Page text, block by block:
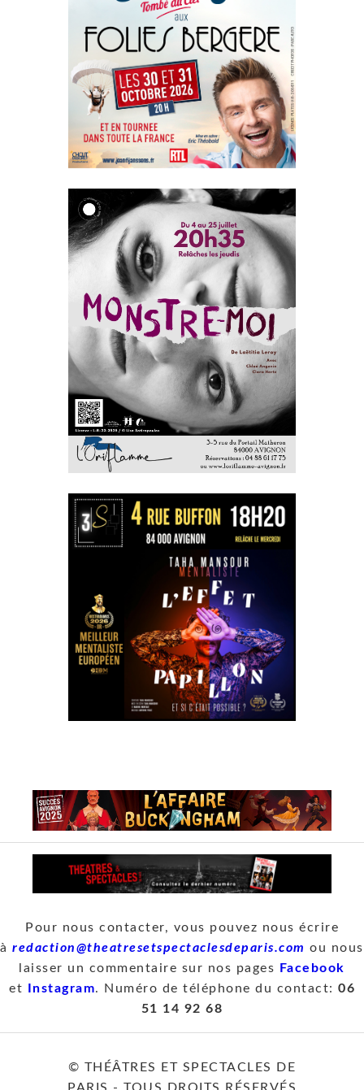
Pour nous contacter, vous pouvez nous écrire
àredaction@theatresetspectaclesdeparis.com ou nous
laisser un commentaire sur nos pages
Facebook
et Instagram. Numéro de téléphone du contact: 06
51 14 92 68
© THÉÂTRES ET SPECTACLES DE